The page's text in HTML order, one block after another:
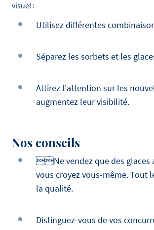
visuel :
Utilisez différentes
Séparez les sorbets et les
Attirez l'attention sur les
augmentez leur visibilité.
Nos conseils
Ne vendez que des glaces
vous croyez vous-même. Tout
la qualité.
Distinguez-vous de vos